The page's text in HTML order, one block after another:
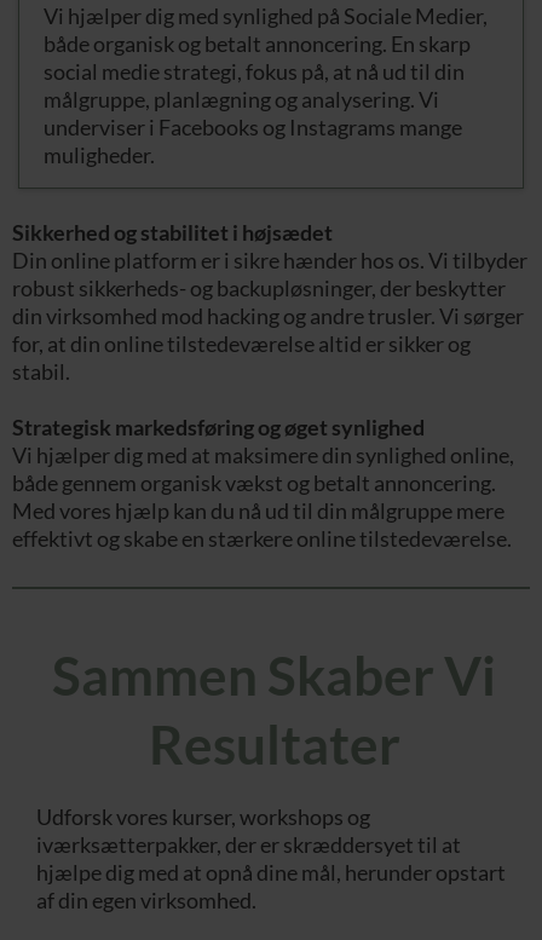
Vi hjælper dig med synlighed på Sociale Medier,
både organisk og betalt annoncering. En skarp
social medie strategi, fokus på, at nå ud til din
målgruppe, planlægning og analysering. Vi
underviser i Facebooks og Instagrams mange
muligheder.
Sikkerhed og stabilitet i højsædet
Din online platform er i sikre hænder hos os. Vi tilbyder
robust sikkerheds- og backupløsninger, der beskytter
din virksomhed mod hacking og andre trusler. Vi sørger
for, at din online tilstedeværelse altid er sikker og
stabil.
Strategisk markedsføring og øget synlighed
Vi hjælper dig med at maksimere din synlighed online,
både gennem organisk vækst og betalt annoncering.
Med vores hjælp kan du nå ud til din målgruppe mere
effektivt og skabe en stærkere online tilstedeværelse.
Sammen Skaber Vi
Resultater
Udforsk vores kurser, workshops og
iværksætterpakker, der er skræddersyet til at
hjælpe dig med at opnå dine mål, herunder opstart
af din egen virksomhed.